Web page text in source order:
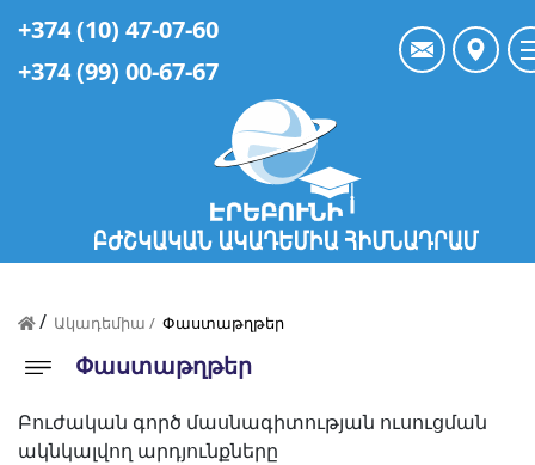
+374 (10) 47-07-60
+374 (99) 00-67-67
/ Ակադեմիա / Փաստաթղթեր
Փաստաթղթեր
Բուժական գործ մասնագիտության ուսուցման
ակնկալվող արդյունքները